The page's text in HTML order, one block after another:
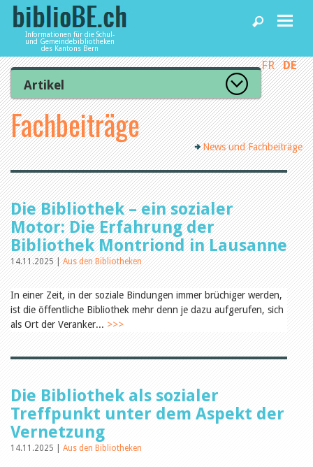
Informationen für die Schul-
und Gemeindebibliotheken
des Kantons Bern
Home
News und Fachbeiträge
Bibliotheken
Agenda
Dienstleistungen
biblioBE nutzen
FR DE
Artikel
Zur Artikelübersicht
Lesenswert
Gut bewertet
Kategorien
Aus dem Amt für Kultur
Aus der Kommission
Aus den Bibliotheken
Organisation
Raum und Infrastruktur
Bestand
Benutzung
Finanzen
Personal
Qualitätsmanagement
Recht und Politik
Öffentlichkeitsarbeit
Leseförderung
Tags
Aus- und Weiterbildung
Veranstaltungen
Kinder- und Jugendmedien
Bibliothek und Schule
Fachbeiträge
News und Fachbeiträge
Die Bibliothek – ein sozialer
Motor: Die Erfahrung der
Bibliothek Montriond in Lausanne
14.11.2025 |Aus den Bibliotheken
In einer Zeit, in der soziale Bindungen immer brüchiger werden,
ist die öffentliche Bibliothek mehr denn je dazu aufgerufen, sich
als Ort der Veranker... >>>
Die Bibliothek als sozialer
Treffpunkt unter dem Aspekt der
Vernetzung
14.11.2025 | Aus den Bibliotheken